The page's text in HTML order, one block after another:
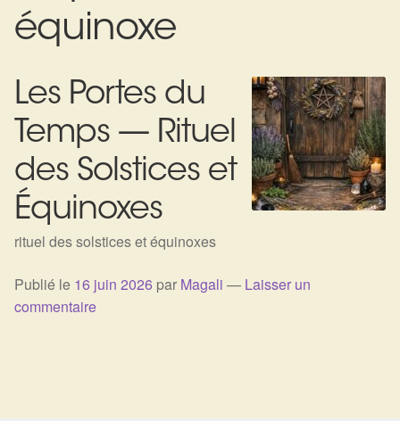
Nouveautés
Bijoux
Bolas
Bracelets
Colliers
Pendentifs
Search
for:
équinoxe
Les Portes du
Temps — Rituel
des Solstices et
Équinoxes
rituel des solstices et équinoxes
Publié le 16 juin 2026 par Magali — Laisser un
commentaire